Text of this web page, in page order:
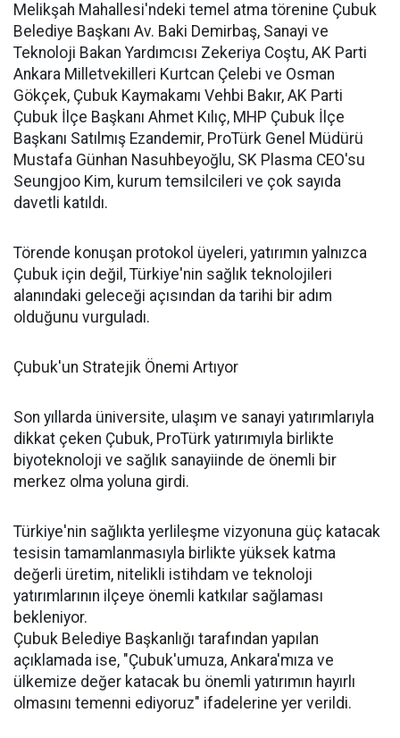
Melikşah Mahallesi'ndeki temel atma törenine Çubuk
Belediye Başkanı Av. Baki Demirbaş, Sanayi ve
Teknoloji Bakan Yardımcısı Zekeriya Coştu, AK Parti
Ankara Milletvekilleri Kurtcan Çelebi ve Osman
Gökçek, Çubuk Kaymakamı Vehbi Bakır, AK Parti
Çubuk İlçe Başkanı Ahmet Kılıç, MHP Çubuk İlçe
Başkanı Satılmış Ezandemir, ProTürk Genel Müdürü
Mustafa Günhan Nasuhbeyoğlu, SK Plasma CEO'su
Seungjoo Kim, kurum temsilcileri ve çok sayıda
davetli katıldı.
Törende konuşan protokol üyeleri, yatırımın yalnızca
Çubuk için değil, Türkiye'nin sağlık teknolojileri
alanındaki geleceği açısından da tarihi bir adım
olduğunu vurguladı.
Çubuk'un Stratejik Önemi Artıyor
Son yıllarda üniversite, ulaşım ve sanayi yatırımlarıyla
dikkat çeken Çubuk, ProTürk yatırımıyla birlikte
biyoteknoloji ve sağlık sanayiinde de önemli bir
merkez olma yoluna girdi.
Türkiye'nin sağlıkta yerlileşme vizyonuna güç katacak
tesisin tamamlanmasıyla birlikte yüksek katma
değerli üretim, nitelikli istihdam ve teknoloji
yatırımlarının ilçeye önemli katkılar sağlaması
bekleniyor.
Çubuk Belediye Başkanlığı tarafından yapılan
açıklamada ise, "Çubuk'umuza, Ankara'mıza ve
ülkemize değer katacak bu önemli yatırımın hayırlı
olmasını temenni ediyoruz" ifadelerine yer verildi.